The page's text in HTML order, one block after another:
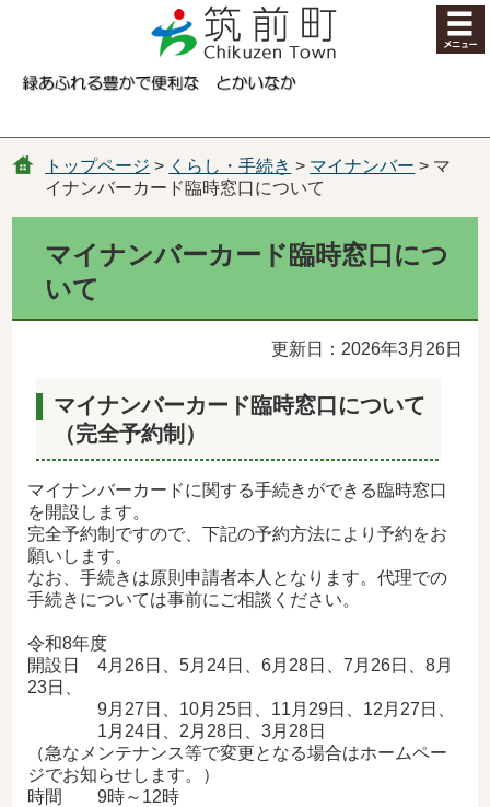
コンテンツにジャンプ
トップページ > くらし・手続き > マイナンバー > マ
イナンバーカード臨時窓口について
マイナンバーカード臨時窓口につ
いて
更新日：2026年3月26日
マイナンバーカード臨時窓口について
（完全予約制）
マイナンバーカードに関する手続きができる臨時窓口
を開設します。
完全予約制ですので、下記の予約方法により予約をお
願いします。
なお、手続きは原則申請者本人となります。代理での
手続きについては事前にご相談ください。
令和8年度
開設日 4月26日、5月24日、6月28日、7月26日、8月
23日、
9月27日、10月25日、11月29日、12月27日、
1月24日、2月28日、3月28日
（急なメンテナンス等で変更となる場合はホームペー
ジでお知らせします。）
時間 9時～12時